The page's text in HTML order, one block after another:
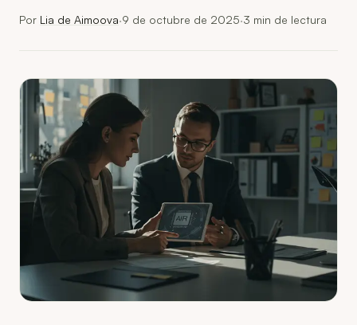
Por Lia de Aimoova·9 de octubre de 2025·3 min de lectura